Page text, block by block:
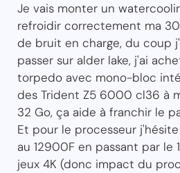
Je vais monter un
refroidir correctement ma
de bruit en charge, du coup
passer sur alder lake, j'ai
torpedo avec mono-bloc
des Trident Z5 6000 cl36 à
32 Go, ça aide à franchir le
Et pour le processeur
au 12900F en passant par le
jeux 4K (donc impact du